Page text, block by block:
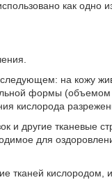
как одно
следующем: на кожу
формы
кислорода
и другие тканевые
для
тканей кислородом,